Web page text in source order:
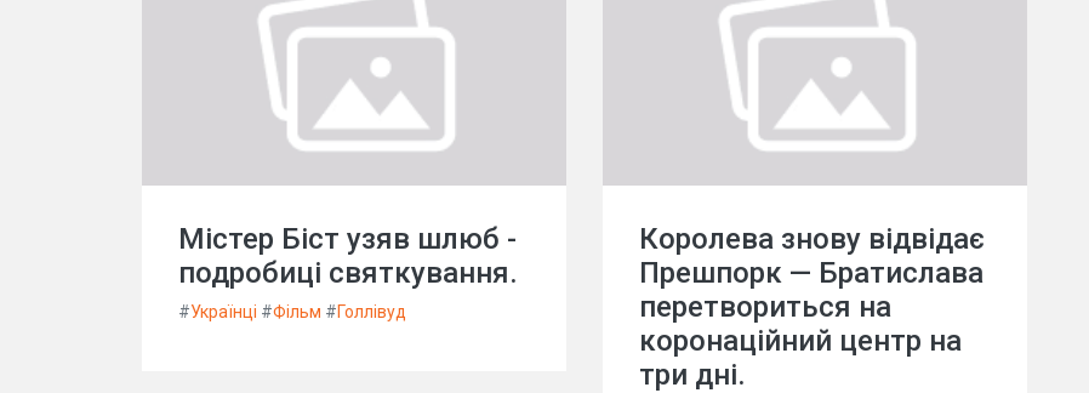
Містер Біст узяв шлюб -
подробиці святкування.
#Українці #Фільм #Голлівуд
Королева знову відвідає
Прешпорк — Братислава
перетвориться на
коронаційний центр на
три дні.